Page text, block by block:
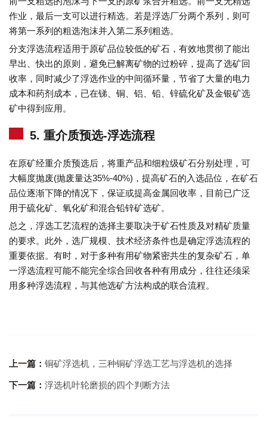
作业，最后一支可以进行精选。若是浮选厂分两个系列，则可
将第一系列的粗选泡沫并入第二系列粗选。
分支浮选流程适用于原矿品位较低的矿石，有效地贯彻了能出
早出、快出的原则，避免已解离矿物的过粉碎，提高了选矿回
收率，同时减少了浮选作业的中间循环量，节省了大量的电力
成本和药剂成本，已在锑、铜、铝、铅、锌硫化矿及金银矿选
矿中得到应用。
5. 重介质预选-浮选流程
在原矿经重介质预选后，将重产品和细粒级矿石分别处理，可
大幅度抛废(抛废量达35%-40%)，提高矿石的入选品位，在矿石
品位逐渐下降的情况下，保证或提高金属回收率，目前已广泛
用于硫化矿、氧化矿和混合铅锌矿选矿。
总之，浮选工艺流程的选择主要取决于矿石性质及对精矿质量
的要求。此外，选厂规模、技术经济条件也是确定浮选流程的
重要依据。有时，对于多种有用矿物紧密共生的复杂矿石，单
一浮选流程可能不能完全综合回收各种有用成分，往往还须采
用多种浮选流程，与其他选矿方法构成的联合流程。
上一篇： 铜矿浮选机，三种铜矿浮选工艺与浮选机的选择
下一篇： 浮选机叶轮磨损的四个判断方法